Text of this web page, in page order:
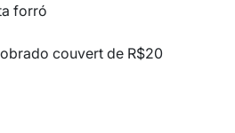
forró
couvert de R$20